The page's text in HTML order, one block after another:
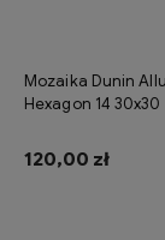
Mozaika Dunin
Hexagon 14 30x30
120,00 zł